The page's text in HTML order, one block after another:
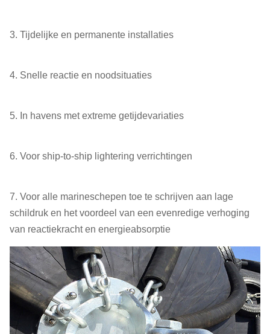
3. Tijdelijke en permanente installaties
4. Snelle reactie en noodsituaties
5. In havens met extreme getijdevariaties
6. Voor ship-to-ship lightering verrichtingen
7. Voor alle marineschepen toe te schrijven aan lage
schildruk en het voordeel van een evenredige verhoging
van reactiekracht en energieabsorptie